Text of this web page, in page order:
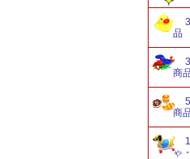
品
商
商
ゃ